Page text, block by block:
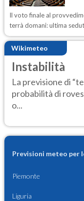
Il voto finale al
terrà domani: ultima
Wikimeteo
Instabilità
La previsione di
probabilità di
o...
Previsioni meteo per
Piemonte
Liguria